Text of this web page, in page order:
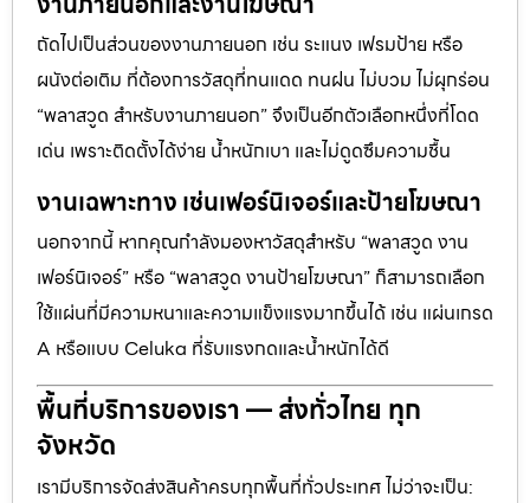
ถัดไปเป็นส่วนของงานภายนอก เช่น ระแนง เฟรมป้าย หรือ
ผนังต่อเติม ที่ต้องการวัสดุที่ทนแดด ทนฝน ไม่บวม ไม่ผุกร่อน
“พลาสวูด สำหรับงานภายนอก” จึงเป็นอีกตัวเลือกหนึ่งที่โดด
เด่น เพราะติดตั้งได้ง่าย น้ำหนักเบา และไม่ดูดซึมความชื้น
งานเฉพาะทาง เช่นเฟอร์นิเจอร์และป้ายโฆษณา
นอกจากนี้ หากคุณกำลังมองหาวัสดุสำหรับ “พลาสวูด งาน
เฟอร์นิเจอร์” หรือ “พลาสวูด งานป้ายโฆษณา” ก็สามารถเลือก
ใช้แผ่นที่มีความหนาและความแข็งแรงมากขึ้นได้ เช่น แผ่นเกรด
A หรือแบบ Celuka ที่รับแรงกดและน้ำหนักได้ดี
พื้นที่บริการของเรา — ส่งทั่วไทย ทุก
จังหวัด
เรามีบริการจัดส่งสินค้าครบทุกพื้นที่ทั่วประเทศ ไม่ว่าจะเป็น: